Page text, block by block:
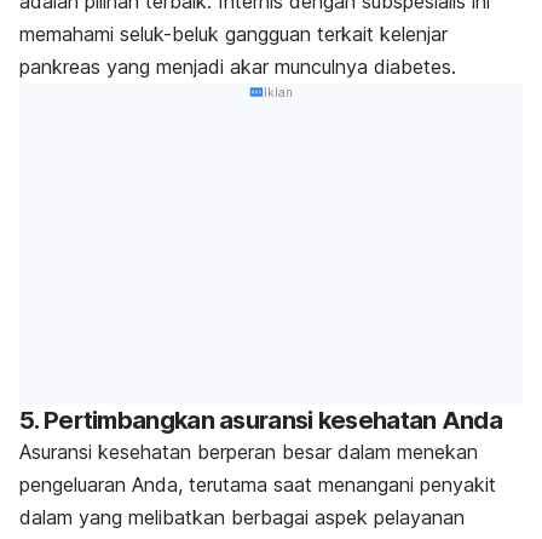
memahami seluk-beluk gangguan terkait kelenjar
pankreas yang menjadi akar munculnya diabetes.
Iklan
5. Pertimbangkan asuransi kesehatan Anda
Asuransi kesehatan berperan besar dalam menekan
pengeluaran Anda, terutama saat menangani penyakit
dalam yang melibatkan berbagai aspek pelayanan